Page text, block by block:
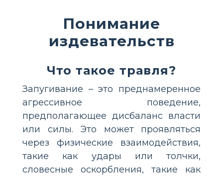
Понимание
издевательств
Что такое травля?
Запугивание – это преднамеренное
агрессивное поведение,
предполагающее дисбаланс власти
или силы. Это может проявляться
через физические взаимодействия,
такие как удары или толчки,
словесные оскорбления, такие как